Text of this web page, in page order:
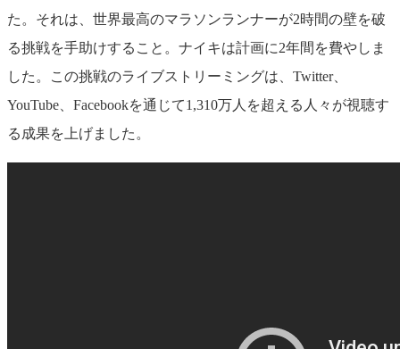
た。それは、世界最高のマラソンランナーが2時間の壁を破
る挑戦を手助けすること。ナイキは計画に2年間を費やしま
した。この挑戦のライブストリーミングは、Twitter、
YouTube、Facebookを通じて1,310万人を超える人々が視聴す
る成果を上げました。